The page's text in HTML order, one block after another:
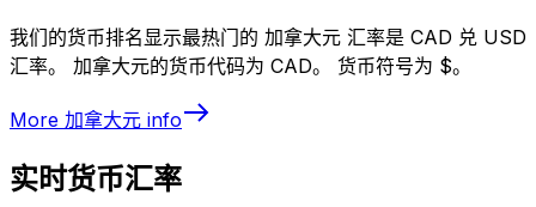
我们的货币排名显示最热门的 加拿大元 汇率是 CAD 兑 USD
汇率。 加拿大元的货币代码为 CAD。 货币符号为 $。
More 加拿大元 info
实时货币汇率